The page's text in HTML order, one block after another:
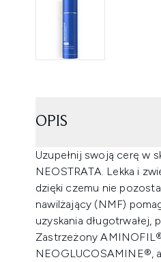
OPIS
Uzupełnij swoją cerę w
NEOSTRATA. Lekka i
dzięki czemu nie
nawilżający (NMF)
uzyskania długotrwałej,
Zastrzeżony
NEOGLUCOSAMINE®,